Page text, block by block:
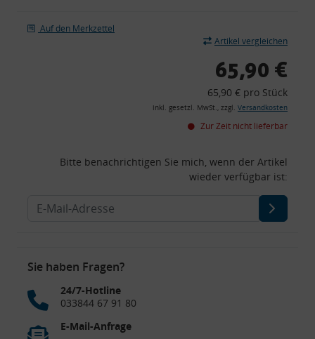
Auf den Merkzettel
Artikel vergleichen
65,90 €
65,90 € pro Stück
inkl. gesetzl. MwSt., zzgl. Versandkosten
Zur Zeit nicht lieferbar
Bitte benachrichtigen Sie mich, wenn der Artikel
wieder verfügbar ist:
Sie haben Fragen?
24/7-Hotline
033844 67 91 80
E-Mail-Anfrage